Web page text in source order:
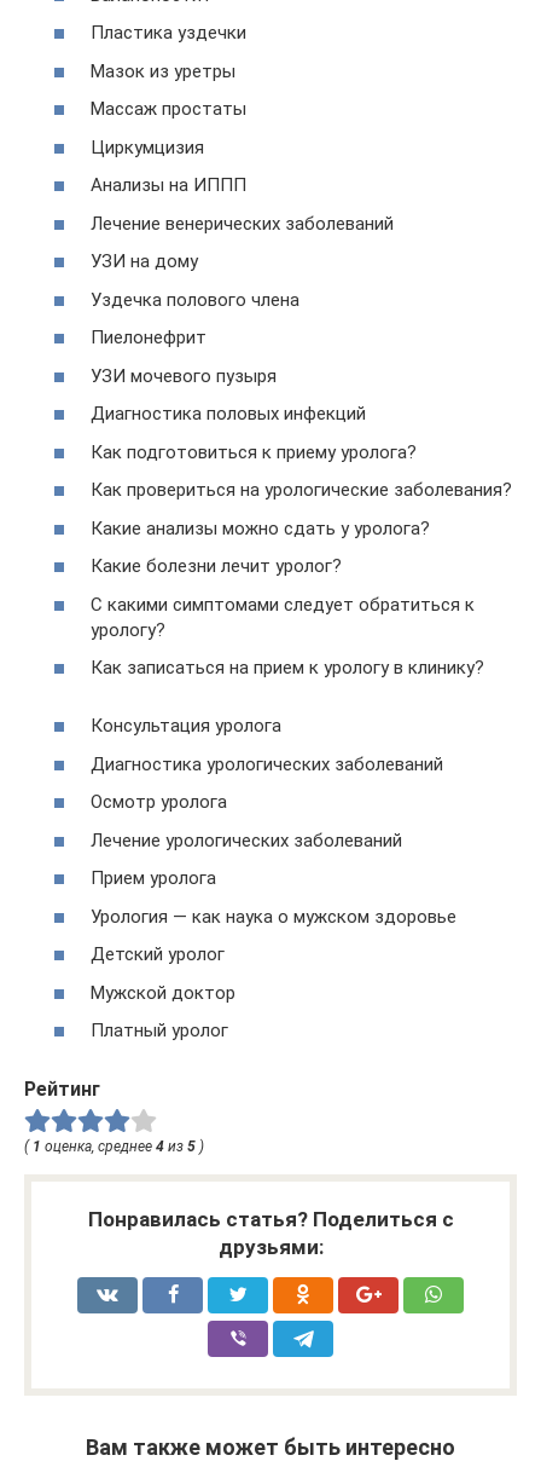
Пластика уздечки
Мазок из уретры
Массаж простаты
Циркумцизия
Анализы на ИППП
Лечение венерических заболеваний
УЗИ на дому
Уздечка полового члена
Пиелонефрит
УЗИ мочевого пузыря
Диагностика половых инфекций
Как подготовиться к приему уролога?
Как провериться на урологические заболевания?
Какие анализы можно сдать у уролога?
Какие болезни лечит уролог?
С какими симптомами следует обратиться к
урологу?
Как записаться на прием к урологу в клинику?
Консультация уролога
Диагностика урологических заболеваний
Осмотр уролога
Лечение урологических заболеваний
Прием уролога
Урология — как наука о мужском здоровье
Детский уролог
Мужской доктор
Платный уролог
Рейтинг
( 1 оценка, среднее 4 из 5 )
Понравилась статья? Поделиться с
друзьями:
Вам также может быть интересно